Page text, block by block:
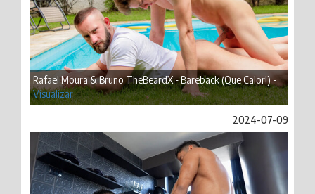
Rafael Moura & Bruno TheBeardX - Bareback (Que Calor!) -
Visualizar
2024-07-09